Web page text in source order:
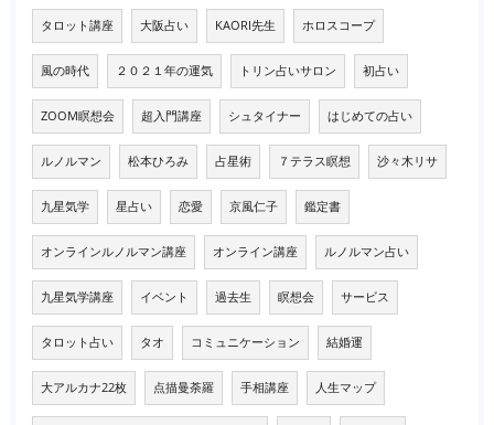
タロット講座 大阪占い KAORI先生 ホロスコープ
風の時代 ２０２１年の運気 トリン占いサロン 初占い
ZOOM瞑想会 超入門講座 シュタイナー はじめての占い
ルノルマン 松本ひろみ 占星術 ７テラス瞑想 沙々木リサ
九星気学 星占い 恋愛 京風仁子 鑑定書
オンラインルノルマン講座 オンライン講座 ルノルマン占い
九星気学講座 イベント 過去生 瞑想会 サービス
タロット占い タオ コミュニケーション 結婚運
大アルカナ22枚 点描曼荼羅 手相講座 人生マップ